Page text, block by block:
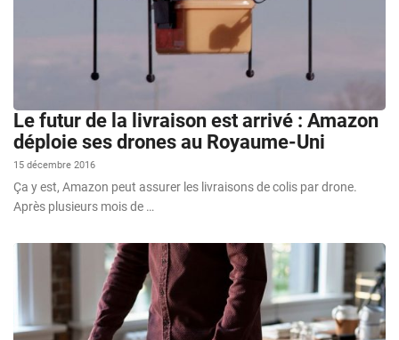
Le futur de la livraison est arrivé : Amazon
déploie ses drones au Royaume-Uni
15 décembre 2016
Ça y est, Amazon peut assurer les livraisons de colis par drone.
Après plusieurs mois de …